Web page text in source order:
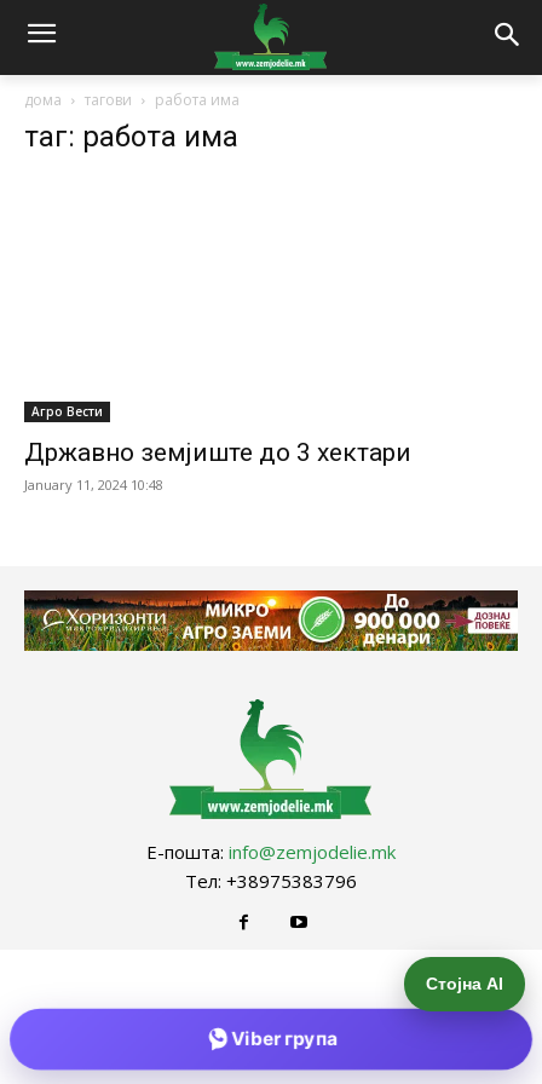
дома тагови работа има
таг: работа има
Агро Вести
Државно земјиште до 3 хектари
January 11, 2024 10:48
Е-пошта: info@zemjodelie.mk
Тел: +38975383796
Стојна AI
Viber група